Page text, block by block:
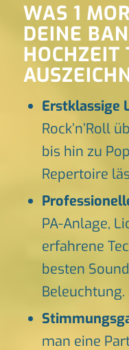
WAS 1
DEINE
HOCHZEIT
Erstklassige
Rock’n’Roll
bis hin zu
Repertoire
PA-Anlage,
erfahrene
besten
Beleuchtung.
man eine